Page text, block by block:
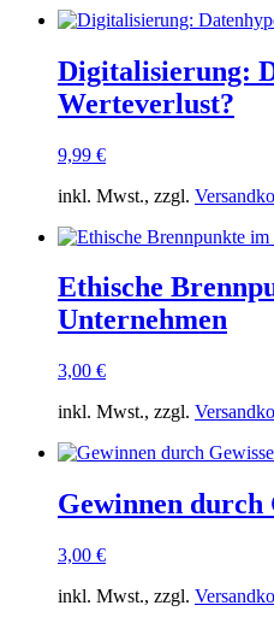
Digitalisierung:
Werteverlust?
9,99 €
inkl. Mwst., zzgl.
Ethische
Unternehmen
3,00 €
inkl. Mwst., zzgl.
Gewinnen durch
3,00 €
inkl. Mwst., zzgl.